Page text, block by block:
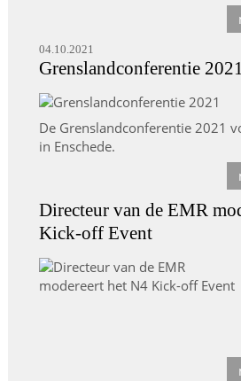
04.10.2021
Grenslandconferentie
De Grenslandconferentie 2021
in Enschede.
Directeur van de EMR
Kick-off Event